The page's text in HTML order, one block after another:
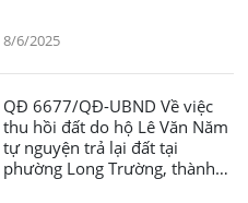
Tờ bản đồ số 76, phường Long
Thạnh Mỹ, thành phố Thủ
8/6/2025
QĐ 6677/QĐ-UBND Về việc
thu hồi đất do hộ Lê Văn Năm
tự nguyện trả lại đất tại
phường Long Trường, thành